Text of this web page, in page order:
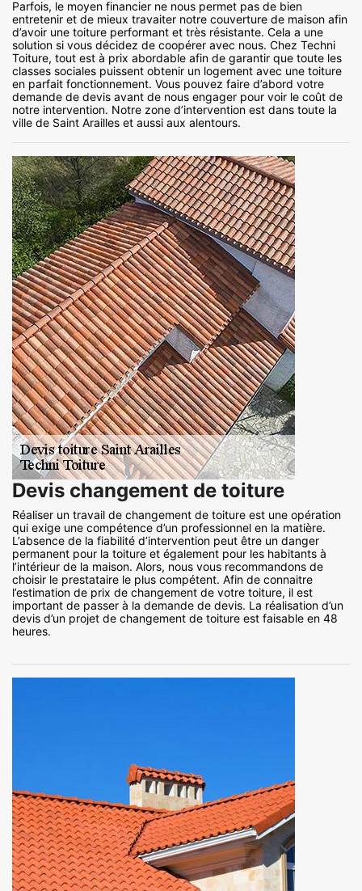
Parfois, le moyen financier ne nous permet pas de bien
entretenir et de mieux travaiter notre couverture de maison afin
d’avoir une toiture performant et très résistante. Cela a une
solution si vous décidez de coopérer avec nous. Chez Techni
Toiture, tout est à prix abordable afin de garantir que toute les
classes sociales puissent obtenir un logement avec une toiture
en parfait fonctionnement. Vous pouvez faire d’abord votre
demande de devis avant de nous engager pour voir le coût de
notre intervention. Notre zone d’intervention est dans toute la
ville de Saint Arailles et aussi aux alentours.
Devis changement de toiture
Réaliser un travail de changement de toiture est une opération
qui exige une compétence d’un professionnel en la matière.
L’absence de la fiabilité d’intervention peut être un danger
permanent pour la toiture et également pour les habitants à
l’intérieur de la maison. Alors, nous vous recommandons de
choisir le prestataire le plus compétent. Afin de connaitre
l’estimation de prix de changement de votre toiture, il est
important de passer à la demande de devis. La réalisation d’un
devis d’un projet de changement de toiture est faisable en 48
heures.